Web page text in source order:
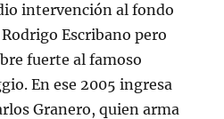
intervención al fondo
Escribano pero
fuerte al famoso
En ese 2005 ingresa
Granero, quien arma